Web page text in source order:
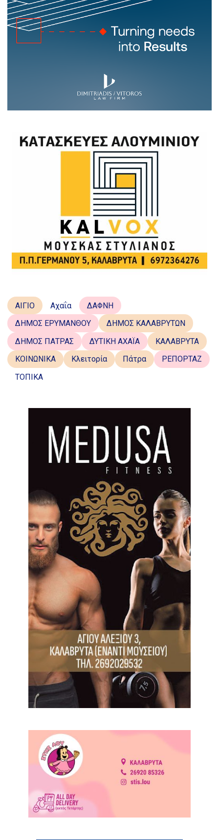
ΑΙΓΙΟ Αχαΐα
ΔΑΦΝΗ
ΔΗΜΟΣ ΕΡΥΜΑΝΘΟΥ
ΔΗΜΟΣ ΚΑΛΑΒΡΥΤΩΝ
ΔΗΜΟΣ ΠΑΤΡΑΣ
ΔΥΤΙΚΗ ΑΧΑΪΑ
ΚΑΛΑΒΡΥΤΑ
ΚΟΙΝΩΝΙΚΑ
Κλειτορία Πάτρα
ΡΕΠΟΡΤΑΖ
ΤΟΠΙΚΑ